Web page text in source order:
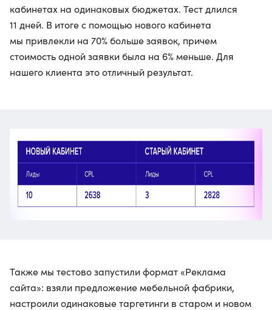
кабинетах на одинаковых бюджетах. Тест длился
11 дней. В итоге с помощью нового кабинета
мы привлекли на 70% больше заявок, причем
стоимость одной заявки была на 6% меньше. Для
нашего клиента это отличный результат.
Также мы тестово запустили формат «Реклама
сайта»: взяли предложение мебельной фабрики,
настроили одинаковые таргетинги в старом и новом